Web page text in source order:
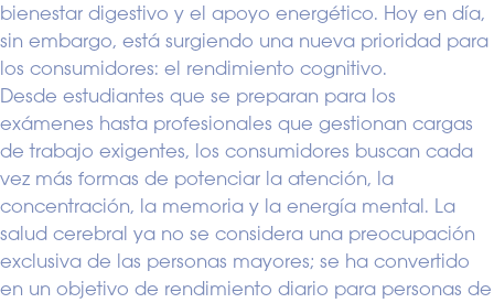
bienestar digestivo y el apoyo energético. Hoy en día,
sin embargo, está surgiendo una nueva prioridad para
los consumidores: el rendimiento cognitivo.
Desde estudiantes que se preparan para los
exámenes hasta profesionales que gestionan cargas
de trabajo exigentes, los consumidores buscan cada
vez más formas de potenciar la atención, la
concentración, la memoria y la energía mental. La
salud cerebral ya no se considera una preocupación
exclusiva de las personas mayores; se ha convertido
en un objetivo de rendimiento diario para personas de